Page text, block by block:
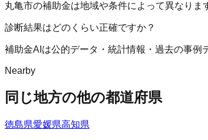
丸亀市の補助金は地域や条件によって異なりま
診断結果はどのくらい正確ですか？
補助金AIは公的データ・統計情報・過去の事例
Nearby
同じ地方の他の都道府県
徳島県愛媛県高知県